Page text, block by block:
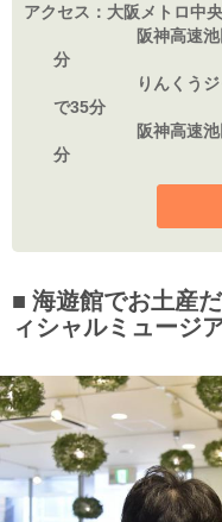
アクセス： 大阪メトロ中
阪神高速池田線
分
りんくうジャン
で35分
阪神高速池田線
分
海遊館でお土産
ィシャルミュージ